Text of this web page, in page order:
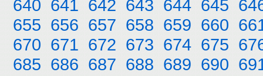
640 641 642 643 644 645
655 656 657 658 659 660
670 671 672 673 674 675
685 686 687 688 689 690